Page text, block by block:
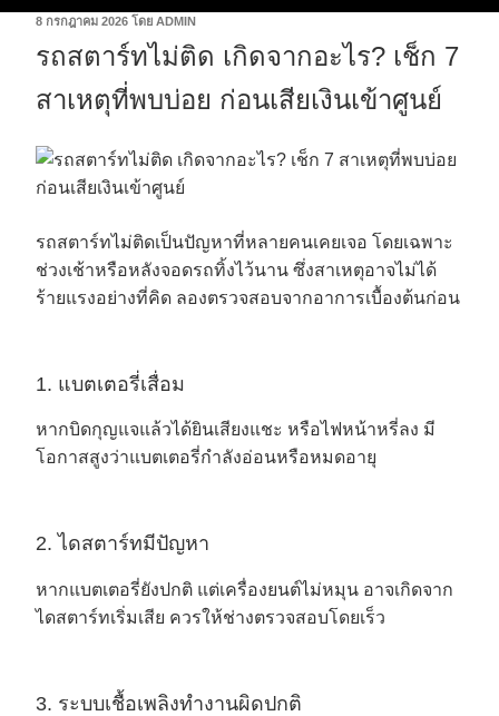
8 กรกฎาคม 2026 โดย ADMIN
รถสตาร์ทไม่ติด เกิดจากอะไร? เช็ก 7
สาเหตุที่พบบ่อย ก่อนเสียเงินเข้าศูนย์
รถสตาร์ทไม่ติดเป็นปัญหาที่หลายคนเคยเจอ โดยเฉพาะ
ช่วงเช้าหรือหลังจอดรถทิ้งไว้นาน ซึ่งสาเหตุอาจไม่ได้
ร้ายแรงอย่างที่คิด ลองตรวจสอบจากอาการเบื้องต้นก่อน
1. แบตเตอรี่เสื่อม
หากบิดกุญแจแล้วได้ยินเสียงแชะ หรือไฟหน้าหรี่ลง มี
โอกาสสูงว่าแบตเตอรี่กำลังอ่อนหรือหมดอายุ
2. ไดสตาร์ทมีปัญหา
หากแบตเตอรี่ยังปกติ แต่เครื่องยนต์ไม่หมุน อาจเกิดจาก
ไดสตาร์ทเริ่มเสีย ควรให้ช่างตรวจสอบโดยเร็ว
3. ระบบเชื้อเพลิงทำงานผิดปกติ